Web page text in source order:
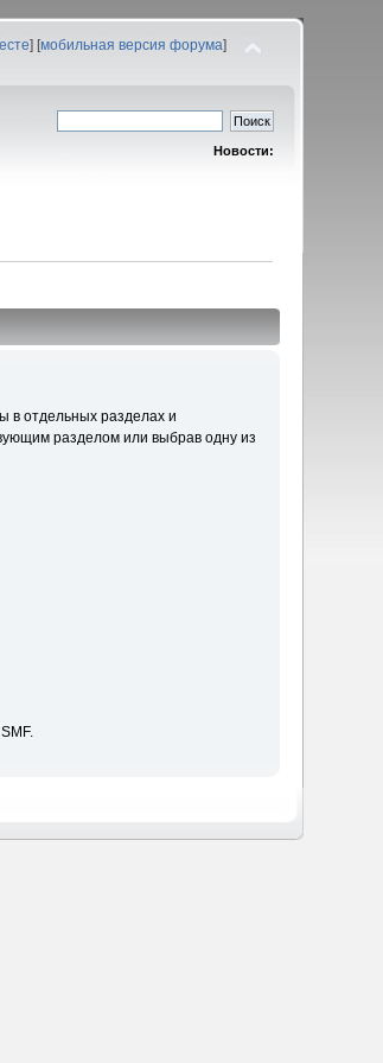
] [мобильная версия форума]
Новости:
в отдельных разделах и
разделом или выбрав одну из